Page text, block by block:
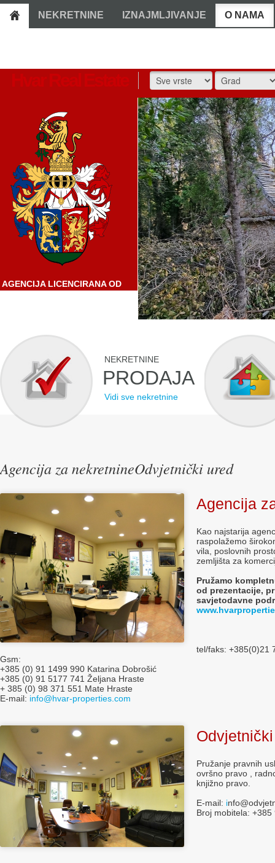
NEKRETNINE IZNAJMLJIVANJE O NAMA
AGENCIJA LICENCIRANA OD
STRANE HRVATSKE
NEKRETNINE
PRODAJA
Vidi sve nekretnine
Agencija za nekretnineOdvjetnički ured
Agencija
Kao najstarija
raspolažemo
vila, poslovnih
zemljišta za
Pružamo
od prezentacije,
savjetodavne
tel/faks: +385(0)21
Gsm:
+385 (0) 91 1499 990 Katarina Dobrošić
+385 (0) 91 5177 741 Željana Hraste
+ 385 (0) 98 371 551 Mate Hraste
E-mail: info@hvar-properties.com
Pružanje pravnih
ovršno pravo ,
knjižno pravo.
E-mail: i
Broj mobitela: